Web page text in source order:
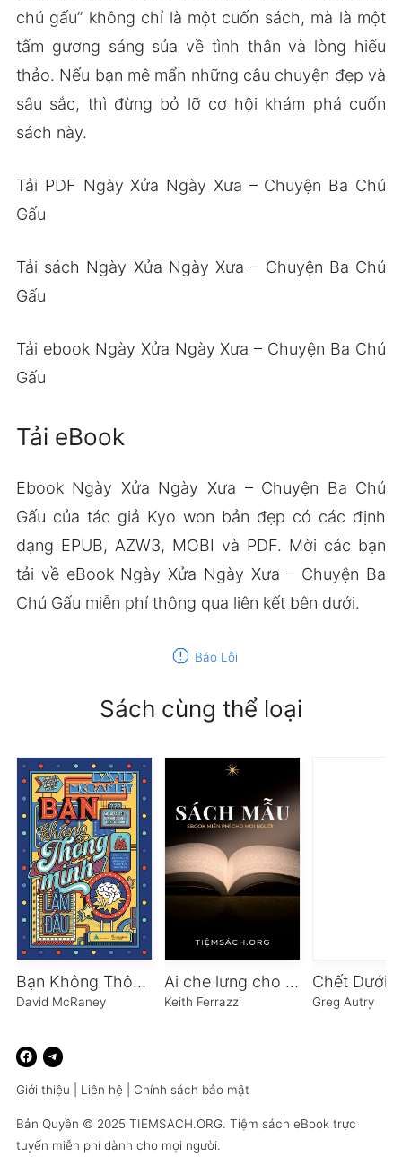
chú gấu” không chỉ là một cuốn sách, mà là một
tấm gương sáng sủa về tình thân và lòng hiếu
thảo. Nếu bạn mê mẩn những câu chuyện đẹp và
sâu sắc, thì đừng bỏ lỡ cơ hội khám phá cuốn
sách này.
Tải PDF Ngày Xửa Ngày Xưa – Chuyện Ba Chú
Gấu
Tải sách Ngày Xửa Ngày Xưa – Chuyện Ba Chú
Gấu
Tải ebook Ngày Xửa Ngày Xưa – Chuyện Ba Chú
Gấu
Tải eBook
Ebook Ngày Xửa Ngày Xưa – Chuyện Ba Chú
Gấu của tác giả Kyo won bản đẹp có các định
dạng EPUB, AZW3, MOBI và PDF. Mời các bạn
tải về eBook Ngày Xửa Ngày Xưa – Chuyện Ba
Chú Gấu miễn phí thông qua liên kết bên dưới.
report Báo Lỗi
Sách cùng thể loại
Bạn Không Thông Minh Lắm Đâu
David McRaney
Ai che lưng cho bạn
Keith Ferrazzi Greg Autry
Giới thiệu Liên hệ Chính sách bảo mật
Bản Quyền © 2025 TIEMSACH.ORG. Tiệm sách eBook trực
tuyến miễn phí dành cho mọi người.